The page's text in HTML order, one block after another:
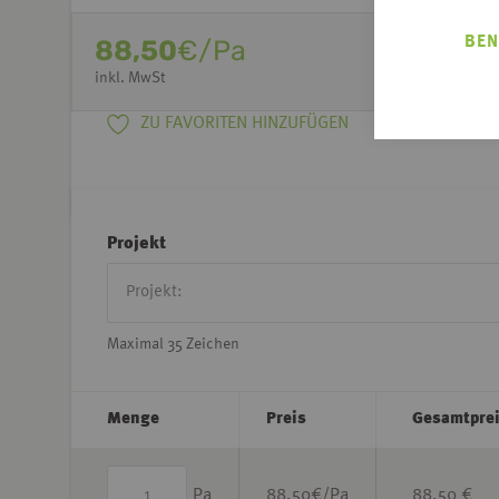
88,50€/Pa
inkl. MwSt
ZU FAVORITEN HINZUFÜGEN
Projekt
Maximal 35 Zeichen
Menge Preis